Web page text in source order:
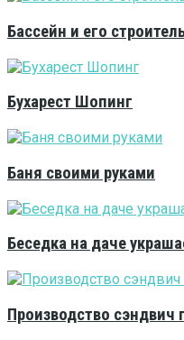
Бассейн и его
Бухарест Шопинг
Баня своими руками
Беседка на даче
Производство сэндвич